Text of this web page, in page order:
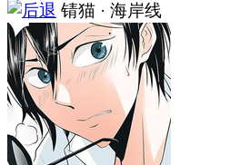
锖猫 · 海岸线